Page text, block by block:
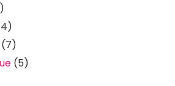
(7)
(5)